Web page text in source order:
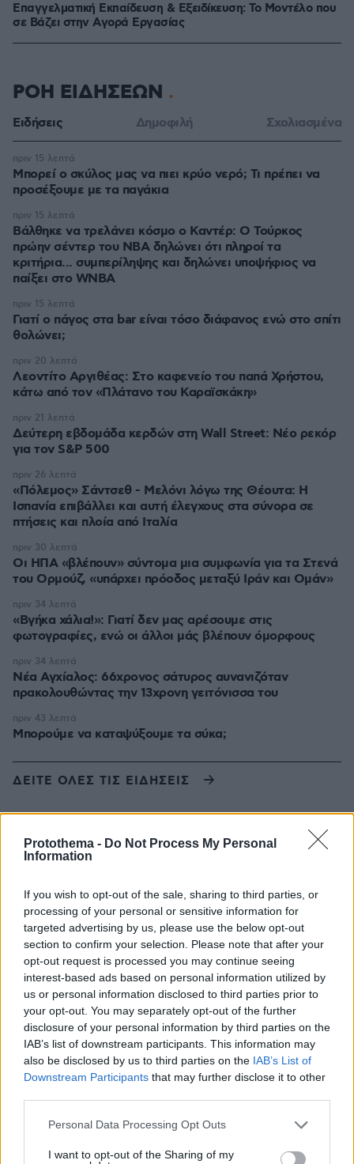
Protothema - Do Not Process My Personal
Information
If you wish to opt-out of the sale, sharing to third parties, or
processing of your personal or sensitive information for
targeted advertising by us, please use the below opt-out
section to confirm your selection. Please note that after your
opt-out request is processed you may continue seeing
interest-based ads based on personal information utilized by
us or personal information disclosed to third parties prior to
your opt-out. You may separately opt-out of the further
disclosure of your personal information by third parties on the
IAB’s list of downstream participants. This information may
also be disclosed by us to third parties on the IAB’s List of
Downstream Participants that may further disclose it to other
Please note that this website/app uses one or more Google
not limited to your visit or usage behaviour. You may click to
Personal Data Processing Opt Outs
I want to opt-out of the Sharing of my
Επαγγελματική Εκπαίδευση & Εξειδίκευση: Το Mοντέλο που
σε Bάζει στην Aγορά Eργασίας
ΡΟΗ ΕΙΔΗΣΕΩΝ
Ειδήσεις Δημοφιλή Σχολιασμένα
Μπορεί ο σκύλος μας να πιει κρύο νερό; Τι πρέπει να
προσέξουμε με τα παγάκια
πριν 15 λεπτά
Βάλθηκε να τρελάνει κόσμο ο Καντέρ: Ο Τούρκος
πρώην σέντερ του NBA δηλώνει ότι πληροί τα
κριτήρια... συμπερίληψης και δηλώνει υποψήφιος να
παίξει στο WNBA
πριν 15 λεπτά
Γιατί ο πάγος στα bar είναι τόσο διάφανος ενώ στο σπίτι
θολώνει;
πριν 15 λεπτά
Λεοντίτο Αργιθέας: Στο καφενείο του παπά Χρήστου,
κάτω από τον «Πλάτανο του Καραϊσκάκη»
πριν 20 λεπτά
Δεύτερη εβδομάδα κερδών στη Wall Street: Νέο ρεκόρ
για τον S&P 500
πριν 21 λεπτά
«Πόλεμος» Σάντσεθ - Μελόνι λόγω της Θέουτα: Η
Ισπανία επιβάλλει και αυτή έλεγχους στα σύνορα σε
πτήσεις και πλοία από Ιταλία
πριν 26 λεπτά
Οι ΗΠΑ «βλέπουν» σύντομα μια συμφωνία για τα Στενά
του Ορμούζ, «υπάρχει πρόοδος μεταξύ Ιράν και Ομάν»
πριν 30 λεπτά
«Βγήκα χάλια!»: Γιατί δεν μας αρέσουμε στις
φωτογραφίες, ενώ οι άλλοι μάς βλέπουν όμορφους
πριν 34 λεπτά
Νέα Αγχίαλος: 66χρονος σάτυρος αυνανιζόταν
πρακολουθώντας την 13χρονη γειτόνισσα του
πριν 34 λεπτά
Μπορούμε να καταψύξουμε τα σύκα;
πριν 43 λεπτά
ΔΕΙΤΕ ΟΛΕΣ ΤΙΣ ΕΙΔΗΣΕΙΣ
ΤΑ ΠΙΟ ΔΗΜΟΦΙΛΗ